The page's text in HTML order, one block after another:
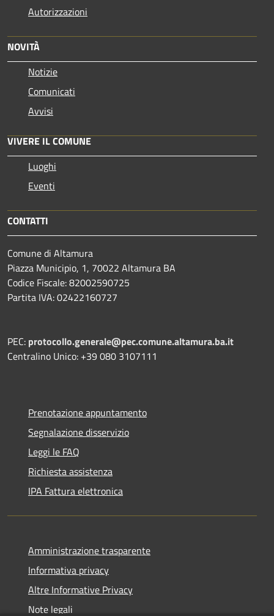
Autorizzazioni
NOVITÀ
Notizie
Comunicati
Avvisi
VIVERE IL COMUNE
Luoghi
Eventi
CONTATTI
Comune di Altamura
Piazza Municipio, 1, 70022 Altamura BA
Codice Fiscale: 82002590725
Partita IVA: 02422160727
PEC: protocollo.generale@pec.comune.altamura.ba.it
Centralino Unico: +39 080 3107111
Prenotazione appuntamento
Segnalazione disservizio
Leggi le FAQ
Richiesta assistenza
IPA Fattura elettronica
Amministrazione trasparente
Informativa privacy
Altre Informative Privacy
Note legali